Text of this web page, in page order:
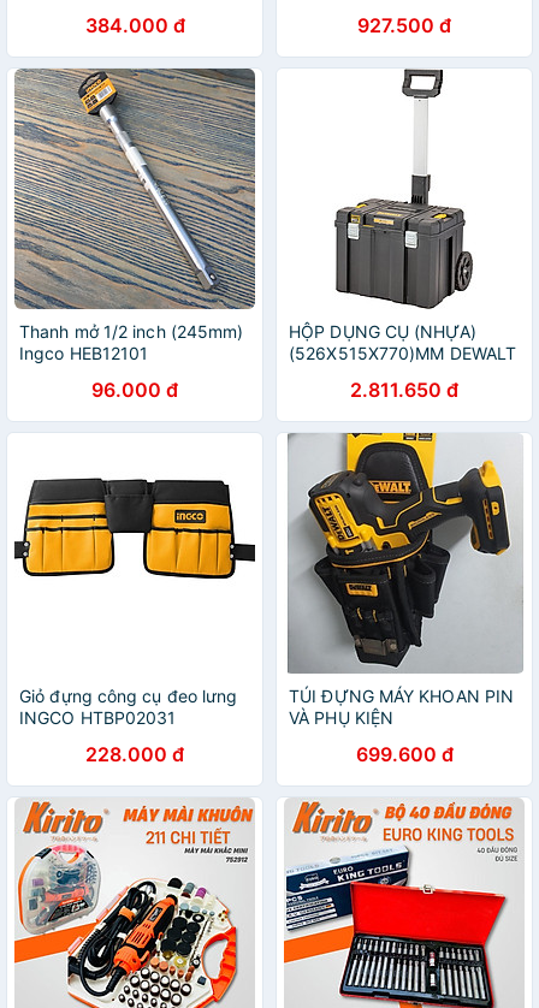
Hạ Hàng Hóa , Máy Móc -
Hàng Chính Hãng
384.000 đ 927.500 đ
Thanh mở 1/2 inch (245mm)
Ingco HEB12101
96.000 đ
HỘP DỤNG CỤ (NHỰA)
(526X515X770)MM DEWALT
CHÍNH HÃNG2.811.650 đ
Giỏ đựng công cụ đeo lưng
INGCO HTBP02031
228.000 đ
TÚI ĐỰNG MÁY KHOAN PIN
VÀ PHỤ KIỆN
DWST83482-1 - HÀNG
CHÍNH HÃNG
699.600 đ